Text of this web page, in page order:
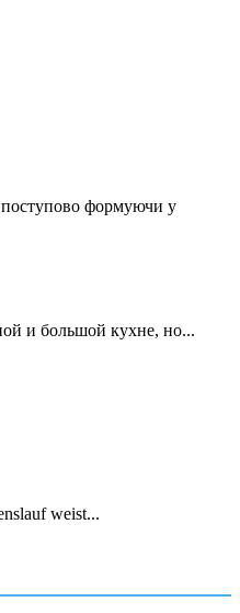
поступово формуючи у
и большой кухне, но...
weist...